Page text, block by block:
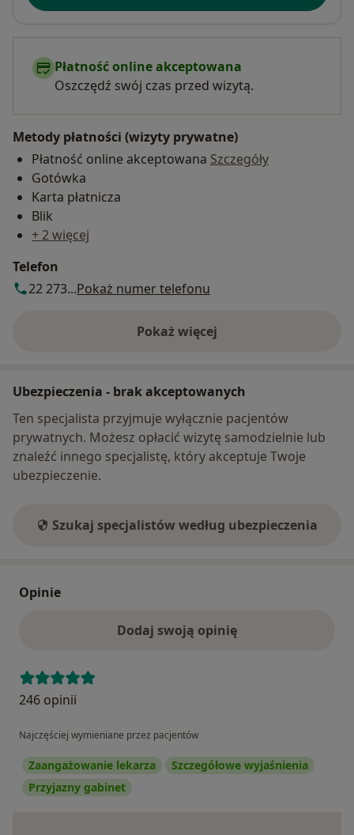
Płatność online akceptowana
Oszczędź swój czas przed wizytą.
Metody płatności (wizyty prywatne)
Płatność online akceptowana Szczegóły
Gotówka
Karta płatnicza
Blik
+ 2 więcej
Telefon
22 273...Pokaż numer telefonu
Pokaż więcej
o adresie
Ubezpieczenia - brak akceptowanych
Ten specjalista przyjmuje wyłącznie pacjentów
prywatnych. Możesz opłacić wizytę samodzielnie lub
znaleźć innego specjalistę, który akceptuje Twoje
ubezpieczenie.
Szukaj specjalistów według ubezpieczenia
Opinie
Dodaj swoją opinię
246 opinii
Najczęściej wymieniane przez pacjentów
Zaangażowanie lekarza
Szczegółowe wyjaśnienia
Przyjazny gabinet